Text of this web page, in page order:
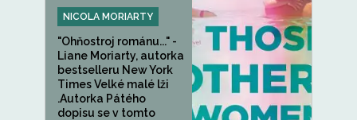
NICOLA MORIARTY
"Ohňostroj románu..." -
Liane Moriarty, autorka
bestselleru New York
Times Velké malé lži
.Autorka Pátého
dopisu se v tomto